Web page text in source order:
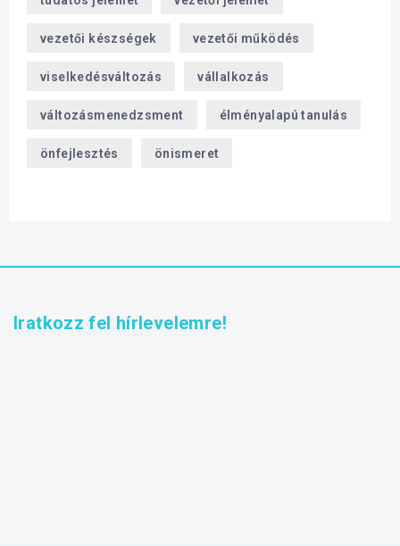
vezetői készségek vezetői működés
viselkedésváltozás vállalkozás
változásmenedzsment élményalapú tanulás
önfejlesztés önismeret
Iratkozz fel hírlevelemre!